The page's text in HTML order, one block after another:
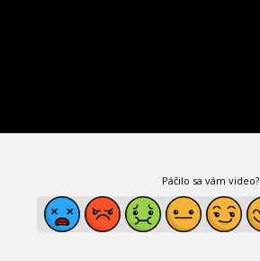
Páčilo sa vám video?